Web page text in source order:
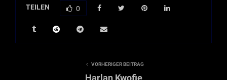
TEILEN 0
VORHERIGER BEITRAG
Harlan Kwofie